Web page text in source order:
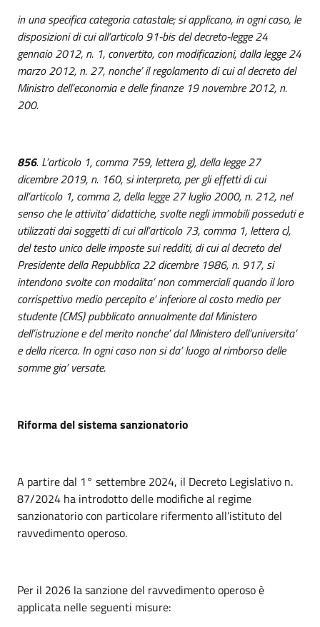
in una specifica categoria catastale; si applicano, in ogni caso, le
disposizioni di cui all’articolo 91-bis del decreto-legge 24
gennaio 2012, n. 1, convertito, con modificazioni, dalla legge 24
marzo 2012, n. 27, nonche’ il regolamento di cui al decreto del
Ministro dell’economia e delle finanze 19 novembre 2012, n.
200.
856. L’articolo 1, comma 759, lettera g), della legge 27
dicembre 2019, n. 160, si interpreta, per gli effetti di cui
all’articolo 1, comma 2, della legge 27 luglio 2000, n. 212, nel
senso che le attivita’ didattiche, svolte negli immobili posseduti e
utilizzati dai soggetti di cui all’articolo 73, comma 1, lettera c),
del testo unico delle imposte sui redditi, di cui al decreto del
Presidente della Repubblica 22 dicembre 1986, n. 917, si
intendono svolte con modalita’ non commerciali quando il loro
corrispettivo medio percepito e’ inferiore al costo medio per
studente (CMS) pubblicato annualmente dal Ministero
dell’istruzione e del merito nonche’ dal Ministero dell’universita’
e della ricerca. In ogni caso non si da’ luogo al rimborso delle
somme gia’ versate.
Riforma del sistema sanzionatorio
A partire dal 1° settembre 2024, il Decreto Legislativo n.
87/2024 ha introdotto delle modifiche al regime
sanzionatorio con particolare rifermento all’istituto del
ravvedimento operoso.
Per il 2026 la sanzione del ravvedimento operoso è
applicata nelle seguenti misure: